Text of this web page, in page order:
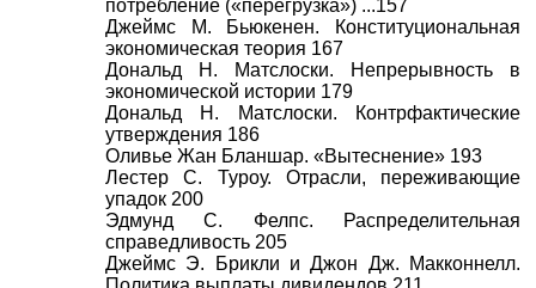
потребление («перегрузка») ...157
Джеймс М. Бьюкенен. Конституциональная
экономическая теория 167
Дональд Н. Матслоски. Непрерывность в
экономической истории 179
Дональд Н. Матслоски. Контрфактические
утверждения 186
Оливье Жан Бланшар. «Вытеснение» 193
Лестер С. Туроу. Отрасли, переживающие
упадок 200
Эдмунд С. Фелпс. Распределительная
справедливость 205
Джеймс Э. Брикли и Джон Дж. Макконнелл.